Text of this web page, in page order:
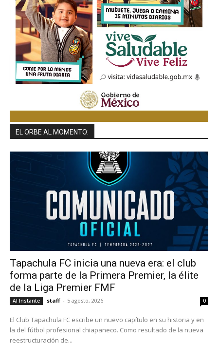
EL ORBE AL MOMENTO:
Tapachula FC inicia una nueva era: el club
forma parte de la Primera Premier, la élite
de la Liga Premier FMF
Al Instante staff - 5 agosto, 2026 0
El Club Tapachula FC escribe un nuevo capítulo en su historia y en
la del fútbol profesional chiapaneco. Como resultado de la nueva
reestructuración de...